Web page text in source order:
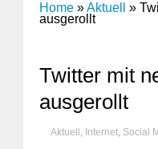
Home »Aktuell »
ausgerollt
Twitter mit
ausgerollt
Aktuell , Internet, Social